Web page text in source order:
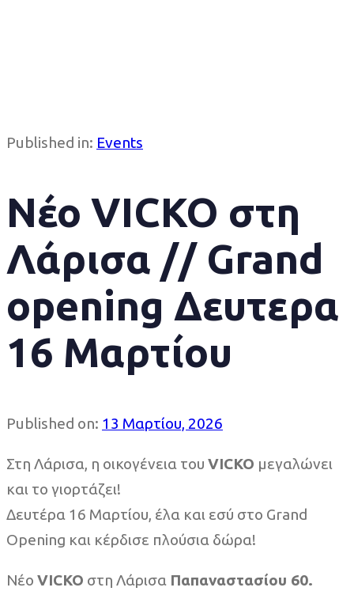
Published in: Events
Νέο VICKO στη
Λάρισα // Grand
opening Δευτερα
16 Μαρτίου
Published on: 13 Μαρτίου, 2026
Στη Λάρισα, η οικογένεια του VICKO μεγαλώνει
και το γιορτάζει!
Δευτέρα 16 Μαρτίου, έλα και εσύ στο Grand
Opening και κέρδισε πλούσια δώρα!
Νέο VICKO στη Λάρισα Παπαναστασίου 60.